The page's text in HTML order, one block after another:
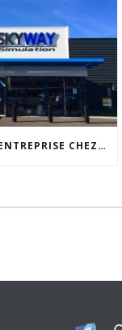
SÉMINAIRE D’ENTREPRISE CHEZ SKYWAY SIMULATION